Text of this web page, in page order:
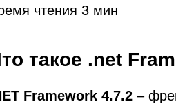
чтения 3 мин
такое .net
Framework 4.7.2 –